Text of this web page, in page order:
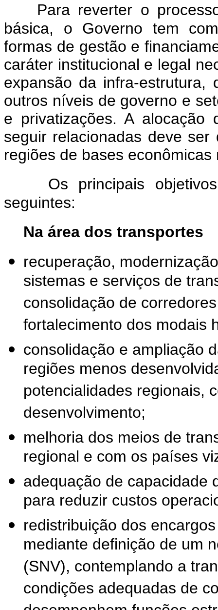
Para reverter o
básica, o Governo tem
formas de gestão e
caráter institucional e legal
expansão da infra-estrutura,
outros níveis de governo e
e privatizações. A
seguir relacionadas deve
regiões de bases econômicas
Os principais
seguintes:
Na área dos transportes
recuperação,
sistemas e serviços de
consolidação de
fortalecimento dos modais
consolidação e ampliação
regiões menos
potencialidades regionais,
desenvolvimento;
melhoria dos meios de
regional e com os países
adequação de capacidade
para reduzir custos
redistribuição dos
mediante definição de um
(SNV), contemplando a
condições adequadas de